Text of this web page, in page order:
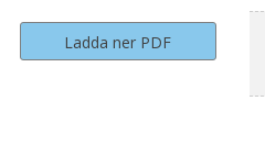
Ladda ner PDF